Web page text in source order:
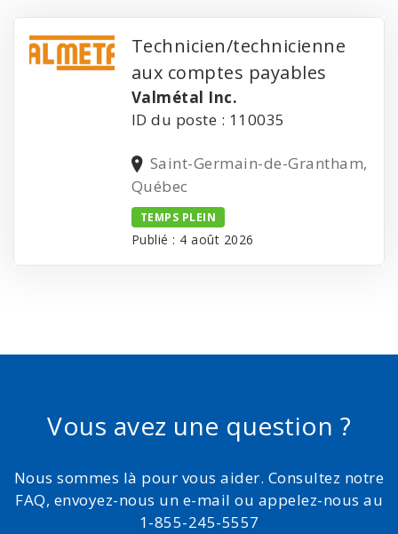
Technicien/technicienne
aux comptes payables
Valmétal Inc.
ID du poste : 110035
Saint-Germain-de-Grantham,
Québec
TEMPS PLEIN
Publié : 4 août 2026
Vous avez une question ?
Nous sommes là pour vous aider. Consultez notre
FAQ, envoyez-nous un e-mail ou appelez-nous au
1-855-245-5557